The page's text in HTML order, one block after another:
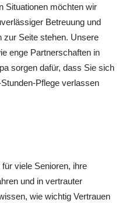
Situationen möchten wir
Betreuung und
zur Seite stehen. Unsere
enge Partnerschaften in
sorgen dafür, dass Sie sich
Pflege verlassen
viele Senioren, ihre
und in vertrauter
wie wichtig Vertrauen